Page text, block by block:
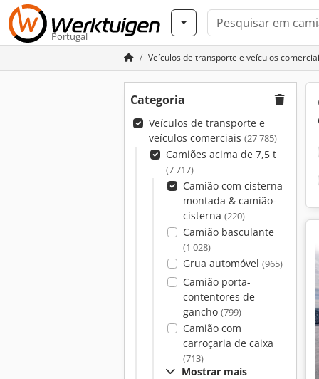
Portugal
Veículos de transporte e veículos
Categoria
Veículos de transporte e
veículos comerciais (27 785)
Camiões acima de 7,5 t
(7 717)
Camião com cisterna
montada & camião-
cisterna (220)
Camião basculante
(1 028)
Grua automóvel (965)
Camião porta-
contentores de
gancho (799)
Camião com
carroçaria de caixa
(713)
Mostrar mais